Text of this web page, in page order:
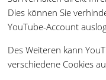
Dies können Sie
YouTube-Account
Des Weiteren kann
verschiedene Cookies